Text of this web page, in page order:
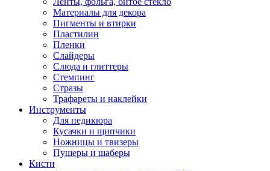
Материалы для декора
Пигменты и втирки
Пластилин
Пленки
Слайдеры
Слюда и глиттеры
Стемпинг
Стразы
Трафареты и наклейки
Инструменты
Для педикюра
Кусачки и щипчики
Ножницы и твизеры
Пушеры и шаберы
Кисти